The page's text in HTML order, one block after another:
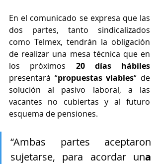
En el comunicado se expresa que las
dos partes, tanto sindicalizados
como Telmex, tendrán la obligación
de realizar una mesa técnica que en
los próximos
presentará “propuestas viables“ de
solución al pasivo laboral, a las
vacantes no cubiertas y al futuro
esquema de pensiones.
“Ambas partes aceptaron
sujetarse, para acordar una